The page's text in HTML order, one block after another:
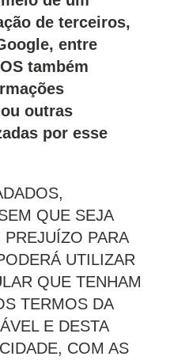
de terceiros,
entre
também
outras
por esse
QUE SEJA
PARA
UTILIZAR
QUE TENHAM
TERMOS DA
E DESTA
COM AS